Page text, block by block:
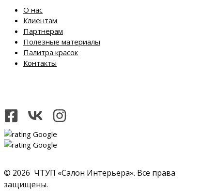
О нас
Клиентам
Партнерам
Полезные материалы
Палитра красок
Контакты
© 2026 ЧТУП «Салон Интерьера». Все права
защищены.